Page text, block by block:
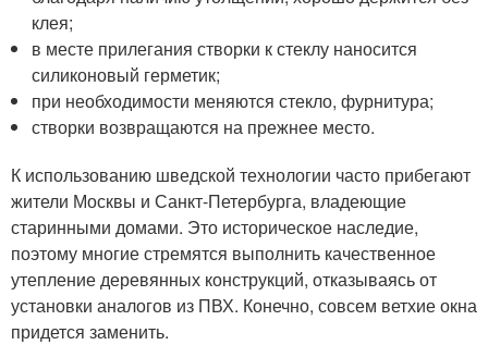
клея;
в месте прилегания створки к стеклу наносится
силиконовый герметик;
при необходимости меняются стекло, фурнитура;
створки возвращаются на прежнее место.
К использованию шведской технологии часто прибегают
жители Москвы и Санкт-Петербурга, владеющие
старинными домами. Это историческое наследие,
поэтому многие стремятся выполнить качественное
утепление деревянных конструкций, отказываясь от
установки аналогов из ПВХ. Конечно, совсем ветхие окна
придется заменить.